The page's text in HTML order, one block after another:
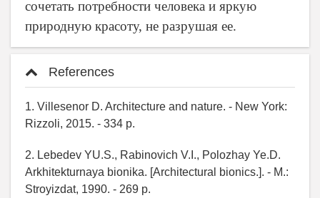
сочетать потребности человека и яркую
природную красоту, не разрушая ее.
References
1. Villesenor D. Architecture and nature. - New York:
Rizzoli, 2015. - 334 p.
2. Lebedev YU.S., Rabinovich V.I., Polozhay Ye.D.
Arkhitekturnaya bionika. [Architectural bionics.]. - M.:
Stroyizdat, 1990. - 269 p.